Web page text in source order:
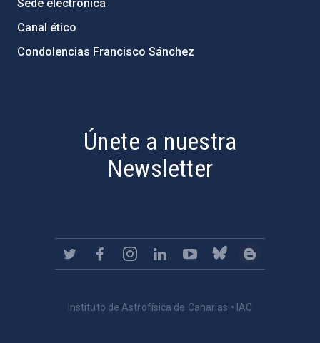
Sede electrónica
Canal ético
Condolencias Francisco Sánchez
Únete a nuestra
Newsletter
Instituto de Astrofísica de Canarias • IAC